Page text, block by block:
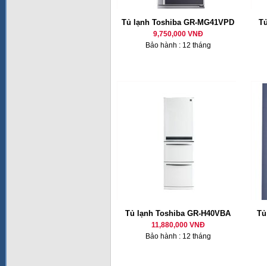
Tủ lạnh Toshiba GR-MG41VPD
9,750,000 VNĐ
Bảo hành : 12 tháng
Tủ lạnh Toshiba GR-H40VBA
11,880,000 VNĐ
Bảo hành : 12 tháng